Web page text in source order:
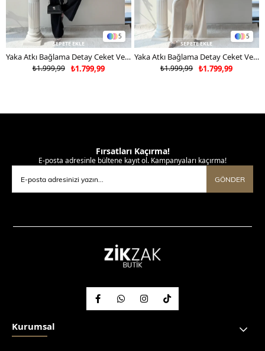
5
SEPETE EKLE
Yaka Atkı Bağlama Detay Ceket Ve Pantolonlu Double Kumaş İkili Takım Siyah 2117
₺1.799,99
₺1.999,99
5
SEPETE EKLE
Yaka Atkı Bağlama Detay Ceket Ve Pantolonlu Double Kumaş İkili Takım Bej 2117
₺1.799,99
₺1.999,99
Fırsatları Kaçırma!
E-posta adresinle bültene kayıt ol. Kampanyaları kaçırma!
GÖNDER
Kurumsal